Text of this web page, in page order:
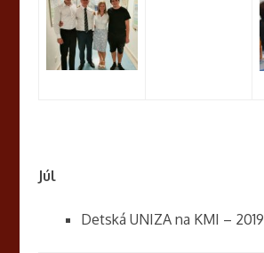
Júl
Detská UNIZA na KMI – 2019